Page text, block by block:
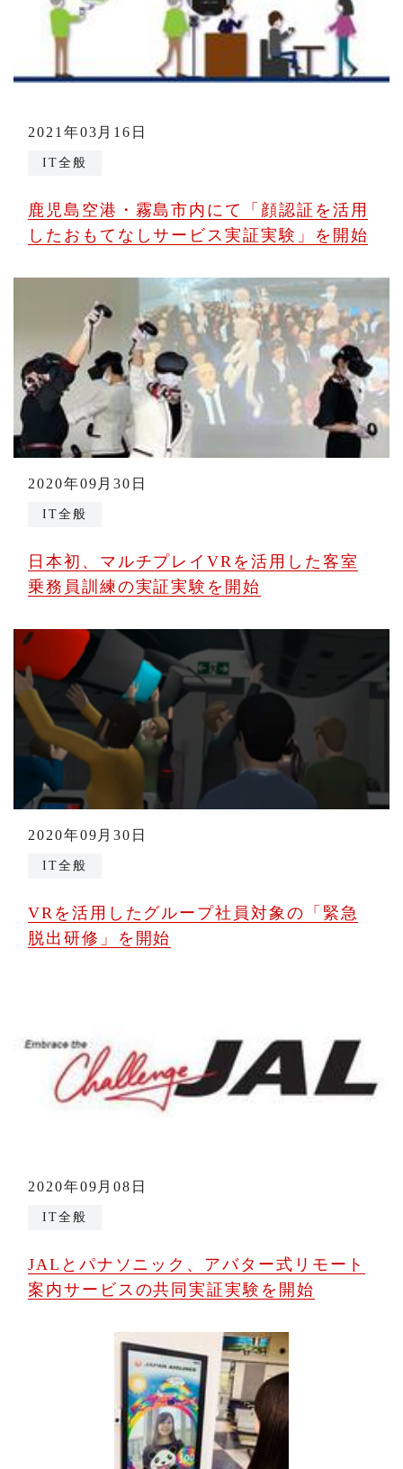
2021年03月16日
IT全般
鹿児島空港・霧島市内にて「顔認証を活用
したおもてなしサービス実証実験」を開始
2020年09月30日
IT全般
日本初、マルチプレイVRを活用した客室
乗務員訓練の実証実験を開始
2020年09月30日
IT全般
VRを活用したグループ社員対象の「緊急
脱出研修」を開始
2020年09月08日
IT全般
JALとパナソニック、アバター式リモート
案内サービスの共同実証実験を開始